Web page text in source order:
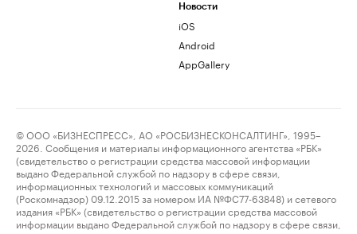
Новости
iOS
Android
AppGallery
© ООО «БИЗНЕСПРЕСС», АО «РОСБИЗНЕСКОНСАЛТИНГ», 1995–
2026. Сообщения и материалы информационного агентства «РБК»
(свидетельство о регистрации средства массовой информации
выдано Федеральной службой по надзору в сфере связи,
информационных технологий и массовых коммуникаций
(Роскомнадзор) 09.12.2015 за номером ИА №ФС77-63848) и сетевого
издания «РБК» (свидетельство о регистрации средства массовой
информации выдано Федеральной службой по надзору в сфере связи,